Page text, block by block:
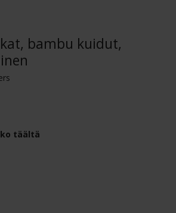
bambu kuidut,
täältä